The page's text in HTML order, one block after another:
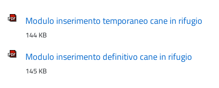
Modulo inserimento temporaneo cane in rifugio
144 KB
Modulo inserimento definitivo cane in rifugio
145 KB